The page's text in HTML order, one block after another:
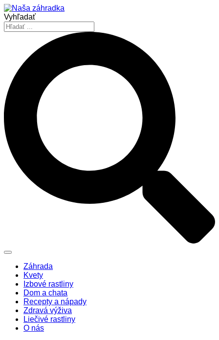
Vyhľadať
Záhrada
Kvety
Izbové rastliny
Dom a chata
Recepty a nápady
Zdravá výživa
Liečivé rastliny
O nás